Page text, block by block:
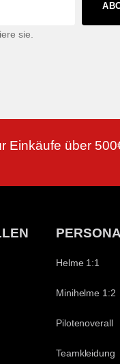
sie.
Einkäufe über
Helme 1:1
Minihelme 1:2
Pilotenoverall
Teamkleidung